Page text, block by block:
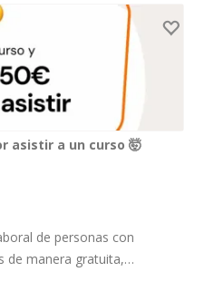
asistir a un curso 🤯
de personas con
de manera gratuita,…